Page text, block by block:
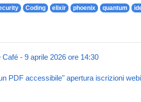
Coding elixir phoenix quantum
- 9 aprile 2026 ore 14:30
PDF accessibile" apertura iscrizioni